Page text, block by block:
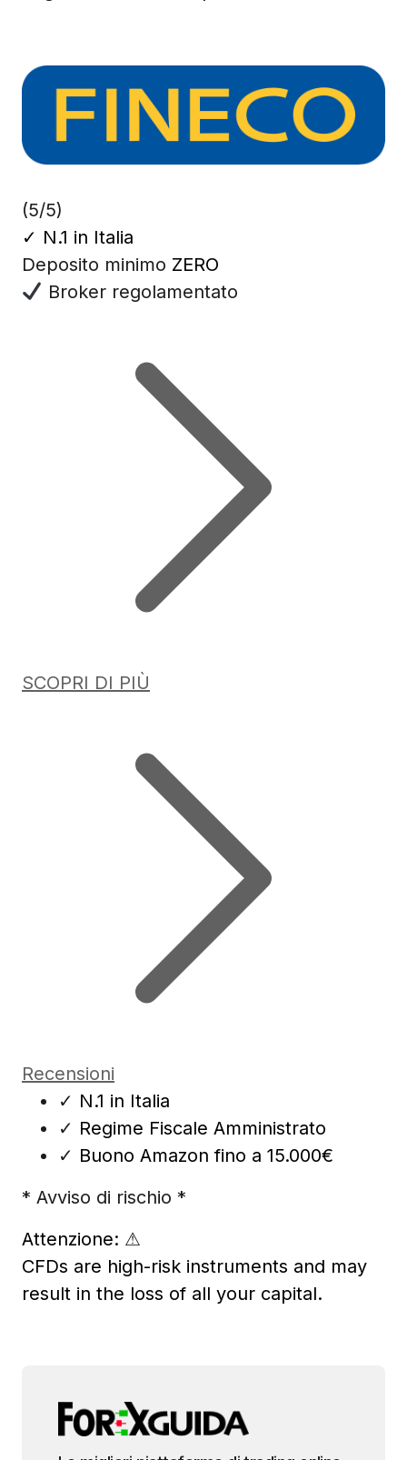
(5/5)
✓ N.1 in Italia
Deposito minimo ZERO
Broker regolamentato
SCOPRI DI PIÙ
Recensioni
✓ N.1 in Italia
✓ Regime Fiscale Amministrato
✓ Buono Amazon fino a 15.000€
* Avviso di rischio *
Attenzione: ⚠
CFDs are high-risk instruments and may
result in the loss of all your capital.